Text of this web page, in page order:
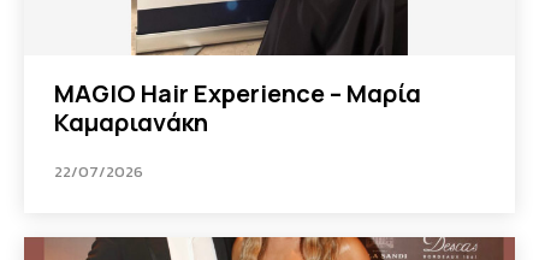
MAGIO Hair Experience – Μαρία
Καμαριανάκη
22/07/2026